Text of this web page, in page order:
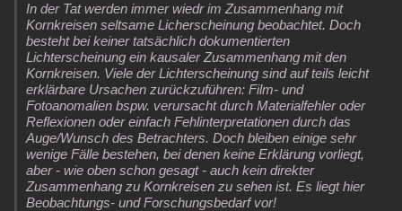
In der Tat werden immer wiedr im Zusammenhang mit
Kornkreisen seltsame Licherscheinung beobachtet. Doch
besteht bei keiner tatsächlich dokumentierten
Lichterscheinung ein kausaler Zusammenhang mit den
Kornkreisen. Viele der Lichterscheinung sind auf teils leicht
erklärbare Ursachen zurückzuführen: Film- und
Fotoanomalien bspw. verursacht durch Materialfehler oder
Reflexionen oder einfach Fehlinterpretationen durch das
Auge/Wunsch des Betrachters. Doch bleiben einige sehr
wenige Fälle bestehen, bei denen keine Erklärung vorliegt,
aber - wie oben schon gesagt - auch kein direkter
Zusammenhang zu Kornkreisen zu sehen ist. Es liegt hier
Beobachtungs- und Forschungsbedarf vor!